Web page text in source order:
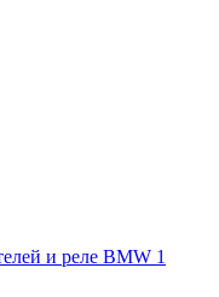
и реле BMW 1